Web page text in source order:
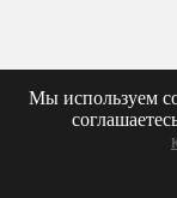
Мы используем